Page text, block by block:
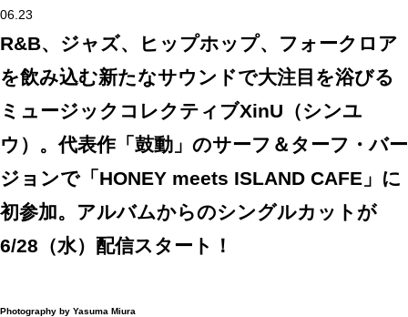
06.23
R&B、ジャズ、ヒップホップ、フォークロア
を飲み込む新たなサウンドで大注目を浴びる
ミュージックコレクティブXinU（シンユ
ウ）。代表作「鼓動」のサーフ＆ターフ・バー
ジョンで「HONEY meets ISLAND CAFE」に
初参加。アルバムからのシングルカットが
6/28（水）配信スタート！
Photography by Yasuma Miura